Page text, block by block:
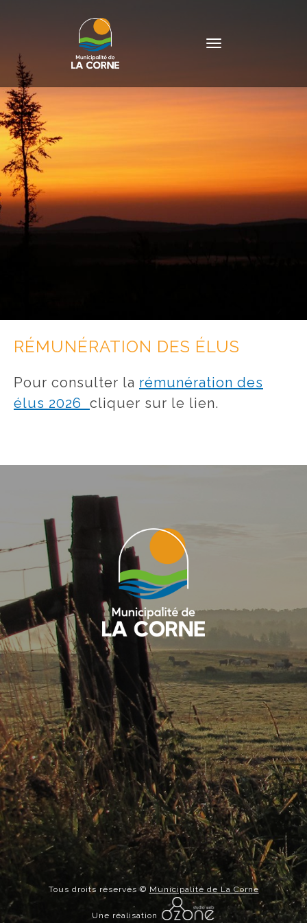
RÉMUNÉRATION DES ÉLUS
Pour consulter la rémunération des
élus 2026 cliquer sur le lien.
Tous droits réservés © Municipalité de La Corne
Une réalisation